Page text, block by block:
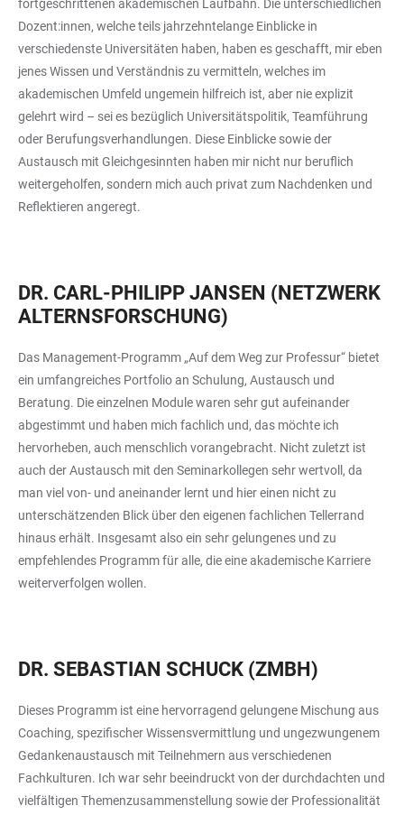
fortgeschrittenen akademischen Laufbahn. Die unterschiedlichen
Dozent:innen, welche teils jahrzehntelange Einblicke in
verschiedenste Universitäten haben, haben es geschafft, mir eben
jenes Wissen und Verständnis zu vermitteln, welches im
akademischen Umfeld ungemein hilfreich ist, aber nie explizit
gelehrt wird – sei es bezüglich Universitätspolitik, Teamführung
oder Berufungsverhandlungen. Diese Einblicke sowie der
Austausch mit Gleichgesinnten haben mir nicht nur beruflich
weitergeholfen, sondern mich auch privat zum Nachdenken und
Reflektieren angeregt.
DR. CARL-PHILIPP JANSEN (NETZWERK
ALTERNSFORSCHUNG)
Das Management-Programm „Auf dem Weg zur Professur“ bietet
ein umfangreiches Portfolio an Schulung, Austausch und
Beratung. Die einzelnen Module waren sehr gut aufeinander
abgestimmt und haben mich fachlich und, das möchte ich
hervorheben, auch menschlich vorangebracht. Nicht zuletzt ist
auch der Austausch mit den Seminarkollegen sehr wertvoll, da
man viel von- und aneinander lernt und hier einen nicht zu
unterschätzenden Blick über den eigenen fachlichen Tellerrand
hinaus erhält. Insgesamt also ein sehr gelungenes und zu
empfehlendes Programm für alle, die eine akademische Karriere
weiterverfolgen wollen.
DR. SEBASTIAN SCHUCK (ZMBH)
Dieses Programm ist eine hervorragend gelungene Mischung aus
Coaching, spezifischer Wissensvermittlung und ungezwungenem
Gedankenaustausch mit Teilnehmern aus verschiedenen
Fachkulturen. Ich war sehr beeindruckt von der durchdachten und
vielfältigen Themenzusammenstellung sowie der Professionalität